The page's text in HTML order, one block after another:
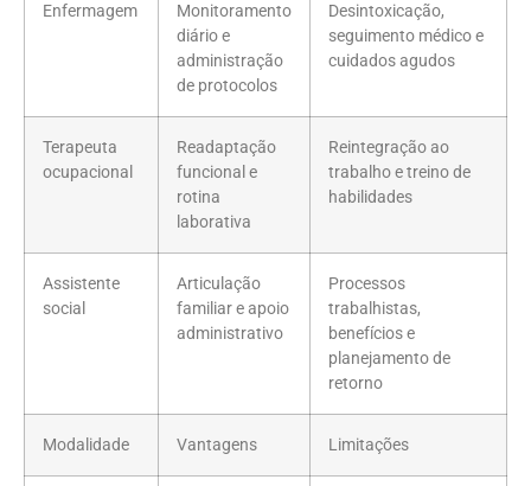
Enfermagem
Monitoramento
diário e
administração
de protocolos
Desintoxicação,
seguimento médico e
cuidados agudos
Terapeuta
ocupacional
Readaptação
funcional e
rotina
laborativa
Reintegração ao
trabalho e treino de
habilidades
Assistente
social
Articulação
familiar e apoio
administrativo
Processos
trabalhistas,
benefícios e
planejamento de
retorno
Modalidade Vantagens Limitações